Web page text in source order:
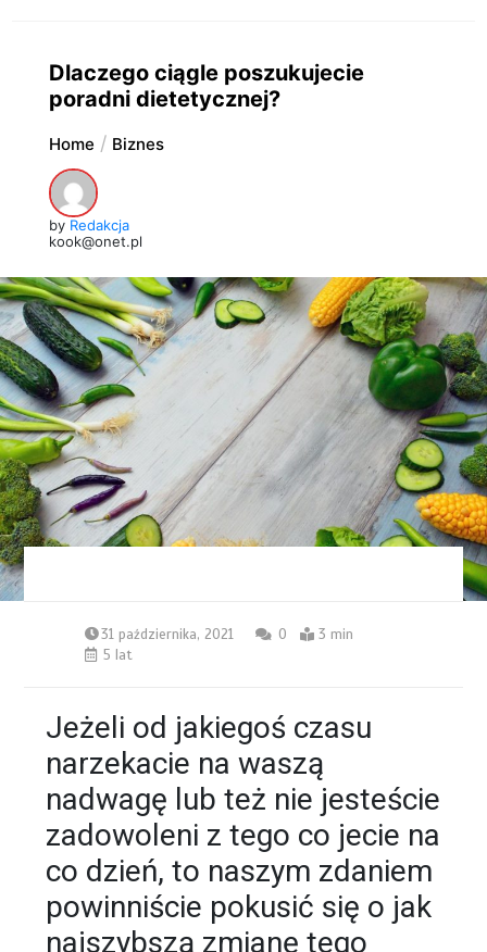
Dlaczego ciągle poszukujecie
poradni dietetycznej?
Home Biznes
by Redakcja
kook@onet.pl
31 października, 2021 0
3 min
5 lat
Jeżeli od jakiegoś czasu
narzekacie na waszą
nadwagę lub też nie jesteście
zadowoleni z tego co jecie na
co dzień, to naszym zdaniem
powinniście pokusić się o jak
najszybszą zmianę tego